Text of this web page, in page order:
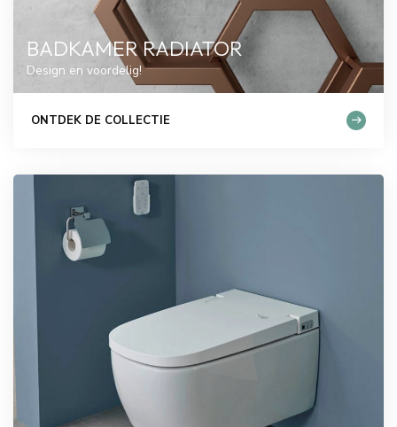
BADKAMER RADIATOR
Design en voordelig!
ONTDEK DE COLLECTIE